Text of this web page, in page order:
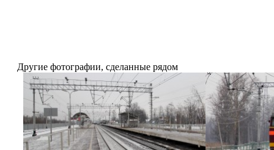
Другие фотографии, сделанные рядом